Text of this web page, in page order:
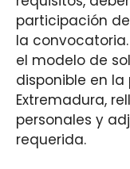
participación
la
el modelo de
disponible en
Extremadura,
personales y
requerida.